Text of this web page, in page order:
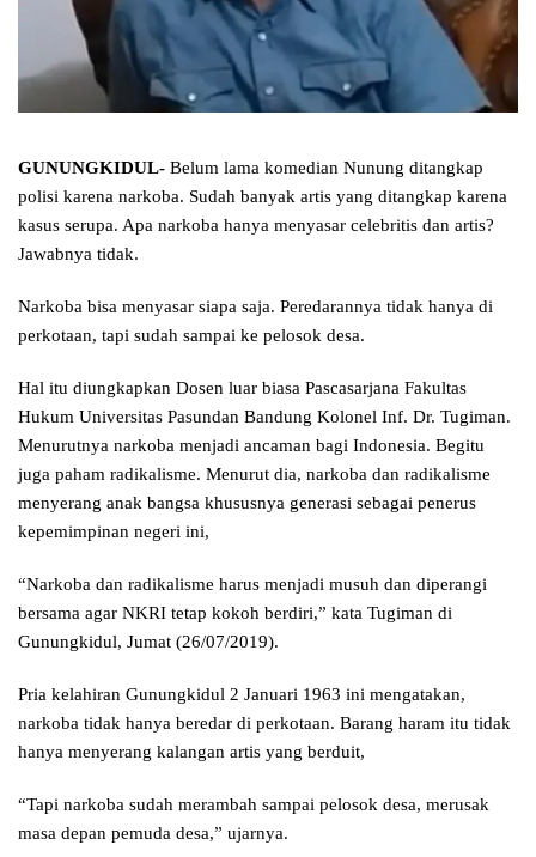
GUNUNGKIDUL- Belum lama komedian Nunung ditangkap
polisi karena narkoba. Sudah banyak artis yang ditangkap karena
kasus serupa. Apa narkoba hanya menyasar celebritis dan artis?
Jawabnya tidak.
Narkoba bisa menyasar siapa saja. Peredarannya tidak hanya di
perkotaan, tapi sudah sampai ke pelosok desa.
Hal itu diungkapkan Dosen luar biasa Pascasarjana Fakultas
Hukum Universitas Pasundan Bandung Kolonel Inf. Dr. Tugiman.
Menurutnya narkoba menjadi ancaman bagi Indonesia. Begitu
juga paham radikalisme. Menurut dia, narkoba dan radikalisme
menyerang anak bangsa khususnya generasi sebagai penerus
kepemimpinan negeri ini,
“Narkoba dan radikalisme harus menjadi musuh dan diperangi
bersama agar NKRI tetap kokoh berdiri,” kata Tugiman di
Gunungkidul, Jumat (26/07/2019).
Pria kelahiran Gunungkidul 2 Januari 1963 ini mengatakan,
narkoba tidak hanya beredar di perkotaan. Barang haram itu tidak
hanya menyerang kalangan artis yang berduit,
“Tapi narkoba sudah merambah sampai pelosok desa, merusak
masa depan pemuda desa,” ujarnya.